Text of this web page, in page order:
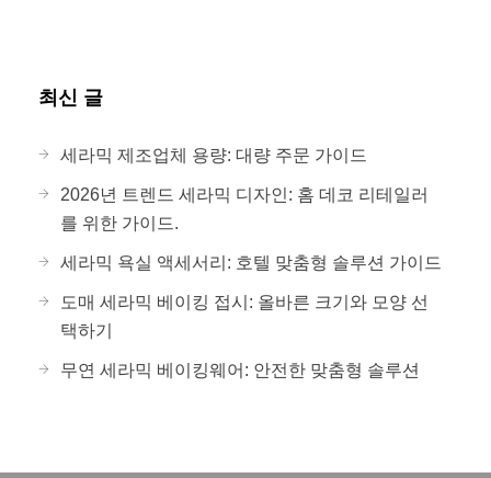
최신 글
세라믹 제조업체 용량: 대량 주문 가이드
2026년 트렌드 세라믹 디자인: 홈 데코 리테일러
를 위한 가이드.
세라믹 욕실 액세서리: 호텔 맞춤형 솔루션 가이드
도매 세라믹 베이킹 접시: 올바른 크기와 모양 선
택하기
무연 세라믹 베이킹웨어: 안전한 맞춤형 솔루션